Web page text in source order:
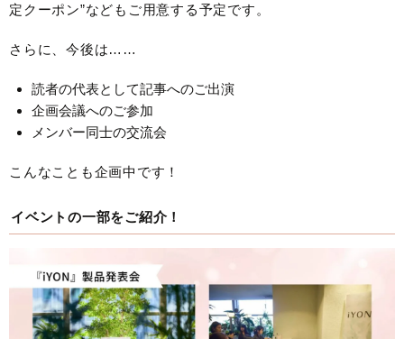
定クーポン”などもご用意する予定です。
さらに、今後は……
読者の代表として記事へのご出演
企画会議へのご参加
メンバー同士の交流会
こんなことも企画中です！
イベントの一部をご紹介！